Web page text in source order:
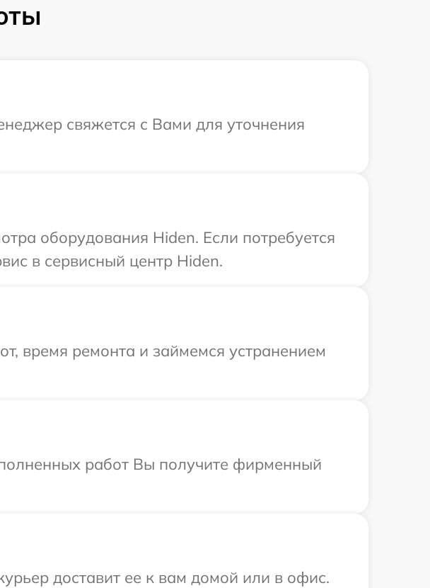
свяжется с Вами для уточнения
оборудования Hiden. Если потребуется
в сервисный центр Hiden.
время ремонта и займемся устранением
работ Вы получите фирменный
доставит ее к вам домой или в офис.